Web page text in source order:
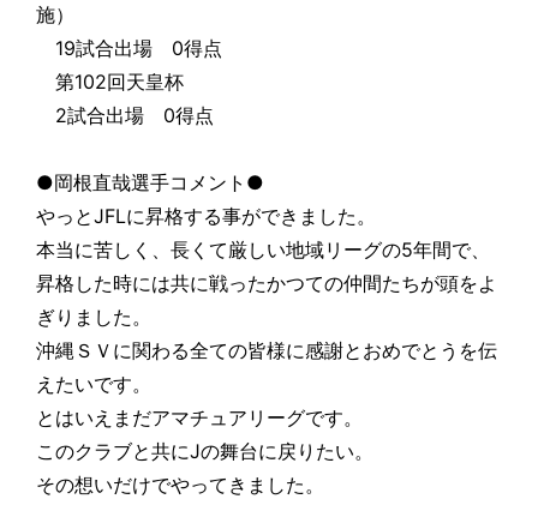
施）
19試合出場 0得点
第102回天皇杯
2試合出場 0得点
●岡根直哉選手コメント●
やっとJFLに昇格する事ができました。
本当に苦しく、長くて厳しい地域リーグの5年間で、
昇格した時には共に戦ったかつての仲間たちが頭をよ
ぎりました。
沖縄ＳＶに関わる全ての皆様に感謝とおめでとうを伝
えたいです。
とはいえまだアマチュアリーグです。
このクラブと共にJの舞台に戻りたい。
その想いだけでやってきました。